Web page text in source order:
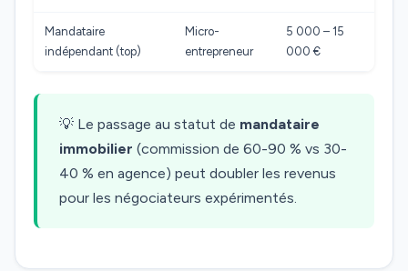
Mandataire
indépendant (top)
Micro-
entrepreneur
5 000 – 15
000 €
💡 Le passage au statut de mandataire
immobilier (commission de 60-90 % vs 30-
40 % en agence) peut doubler les revenus
pour les négociateurs expérimentés.